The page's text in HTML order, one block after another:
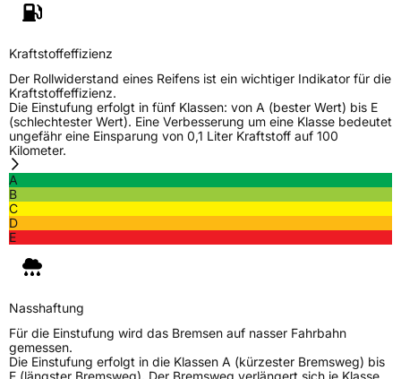
EPREL ID1873570
Allgemeine Produktsicherheit (GPSR)
Herstellerkontakt
2930 Brasschaat, compliance@deldo.com
Kraftstoffeffizienz
Der Rollwiderstand eines Reifens ist ein wichtiger Indikator für die
Kraftstoffeffizienz.
Die Einstufung erfolgt in fünf Klassen: von A (bester Wert) bis E
(schlechtester Wert). Eine Verbesserung um eine Klasse bedeutet
ungefähr eine Einsparung von 0,1 Liter Kraftstoff auf 100
Kilometer.
A
B
C
D
E
Nasshaftung
Für die Einstufung wird das Bremsen auf nasser Fahrbahn
gemessen.
Die Einstufung erfolgt in die Klassen A (kürzester Bremsweg) bis
E (längster Bremsweg). Der Bremsweg verlängert sich je Klasse